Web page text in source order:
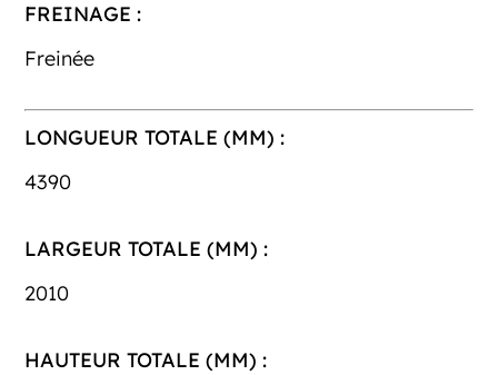
FREINAGE :
Freinée
LONGUEUR TOTALE (MM) :
4390
LARGEUR TOTALE (MM) :
2010
HAUTEUR TOTALE (MM) :